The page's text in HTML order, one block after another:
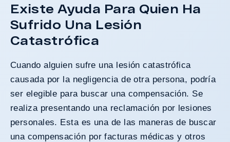
Existe Ayuda Para Quien Ha
Sufrido Una Lesión
Catastrófica
Cuando alguien sufre una lesión catastrófica
causada por la negligencia de otra persona, podría
ser elegible para buscar una compensación. Se
realiza presentando una reclamación por lesiones
personales. Esta es una de las maneras de buscar
una compensación por facturas médicas y otros